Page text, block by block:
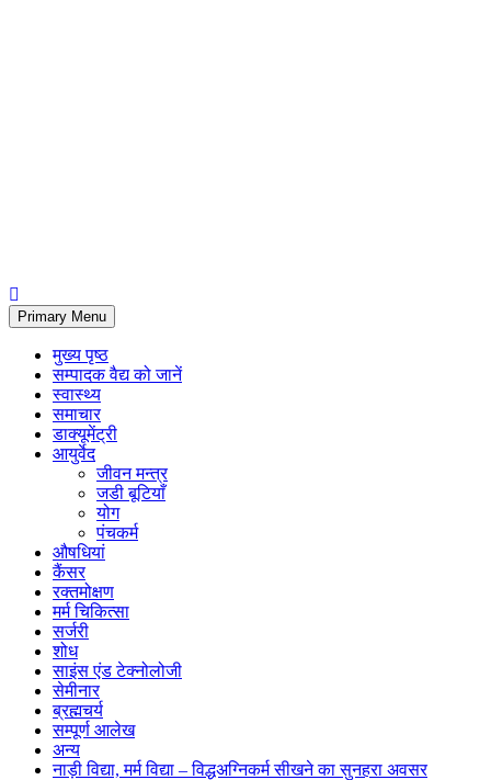
Primary Menu
मुख्य पृष्ठ
सम्पादक वैद्य को जानें
स्वास्थ्य
समाचार
डाक्यूमेंट्री
आयुर्वेद
जीवन मन्त्र
जडी बूटियाँ
योग
पंचकर्म
औषधियां
कैंसर
रक्तमोक्षण
मर्म चिकित्सा
सर्जरी
शोध
साइंस एंड टेक्नोलोजी
सेमीनार
ब्रह्मचर्य
सम्पूर्ण आलेख
अन्य
नाड़ी विद्या, मर्म विद्या – विद्धअग्निकर्म सीखने का सुनहरा अवसर